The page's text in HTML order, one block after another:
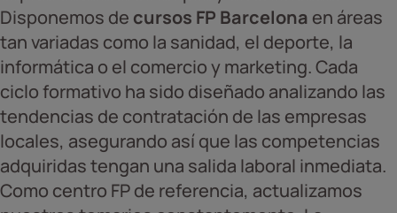
Disponemos de cursos FP Barcelona en áreas
tan variadas como la sanidad, el deporte, la
informática o el comercio y marketing. Cada
ciclo formativo ha sido diseñado analizando las
tendencias de contratación de las empresas
locales, asegurando así que las competencias
adquiridas tengan una salida laboral inmediata.
Como centro FP de referencia, actualizamos